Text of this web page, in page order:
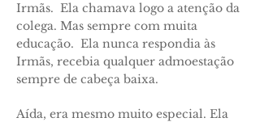
Irmãs. Ela chamava logo a atenção da
colega. Mas sempre com muita
educação. Ela nunca respondia às
Irmãs, recebia qualquer admoestação
sempre de cabeça baixa.
Aída, era mesmo muito especial. Ela